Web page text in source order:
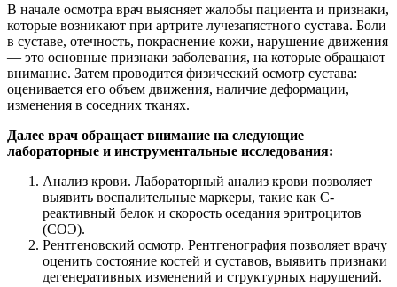
В начале осмотра врач выясняет жалобы пациента и признаки,
которые возникают при артрите лучезапястного сустава. Боли
в суставе, отечность, покраснение кожи, нарушение движения
— это основные признаки заболевания, на которые обращают
внимание. Затем проводится физический осмотр сустава:
оценивается его объем движения, наличие деформации,
изменения в соседних тканях.
Далее врач обращает внимание на следующие
лабораторные и инструментальные исследования:
Анализ крови. Лабораторный анализ крови позволяет
выявить воспалительные маркеры, такие как С-
реактивный белок и скорость оседания эритроцитов
(СОЭ).
Рентгеновский осмотр. Рентгенография позволяет врачу
оценить состояние костей и суставов, выявить признаки
дегенеративных изменений и структурных нарушений.